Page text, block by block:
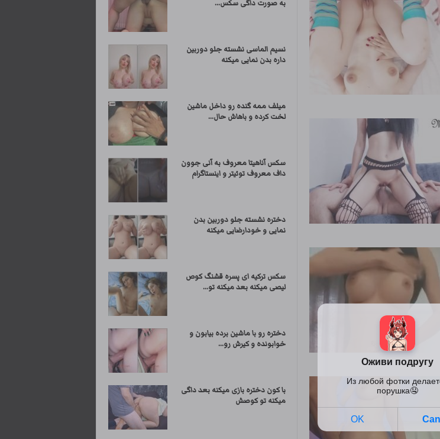
به صورت داگی سکس...
نسیم الماسی نشسته جلو دوربین
داره بدن نمایی میکنه
میلف ممه گنده رو داخل ماشین
لخت کرده و باهاش حال...
سکس آناهیتا معروف به آنی جوون
داف معروف توئیتر و اینستاگرام
دختره نشسته جلو دوربین بدن
نمایی و خودارضایی میکنه
سکس ترکیه ای پسره قشنگ کوص
لیصی میکنه بعد میکنه تو...
دختره رو با ماشین برده بیابون و
خوابونده و کیرش رو...
با کون دختره بازی میکنه بعد داگی
میکنه تو کوصش